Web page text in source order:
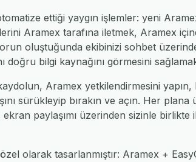
ettiği yaygın işlemler: yeni
Aramex tarafına iletmek, Aramex
oluştuğunda ekibinizi sohbet
bilgi kaynağını görmesini
Aramex yetkilendirmesini yapın,
sürükleyip bırakın ve açın. Her
paylaşımı üzerinden sizinle birlikte ilk
olarak tasarlanmıştır: Aramex +